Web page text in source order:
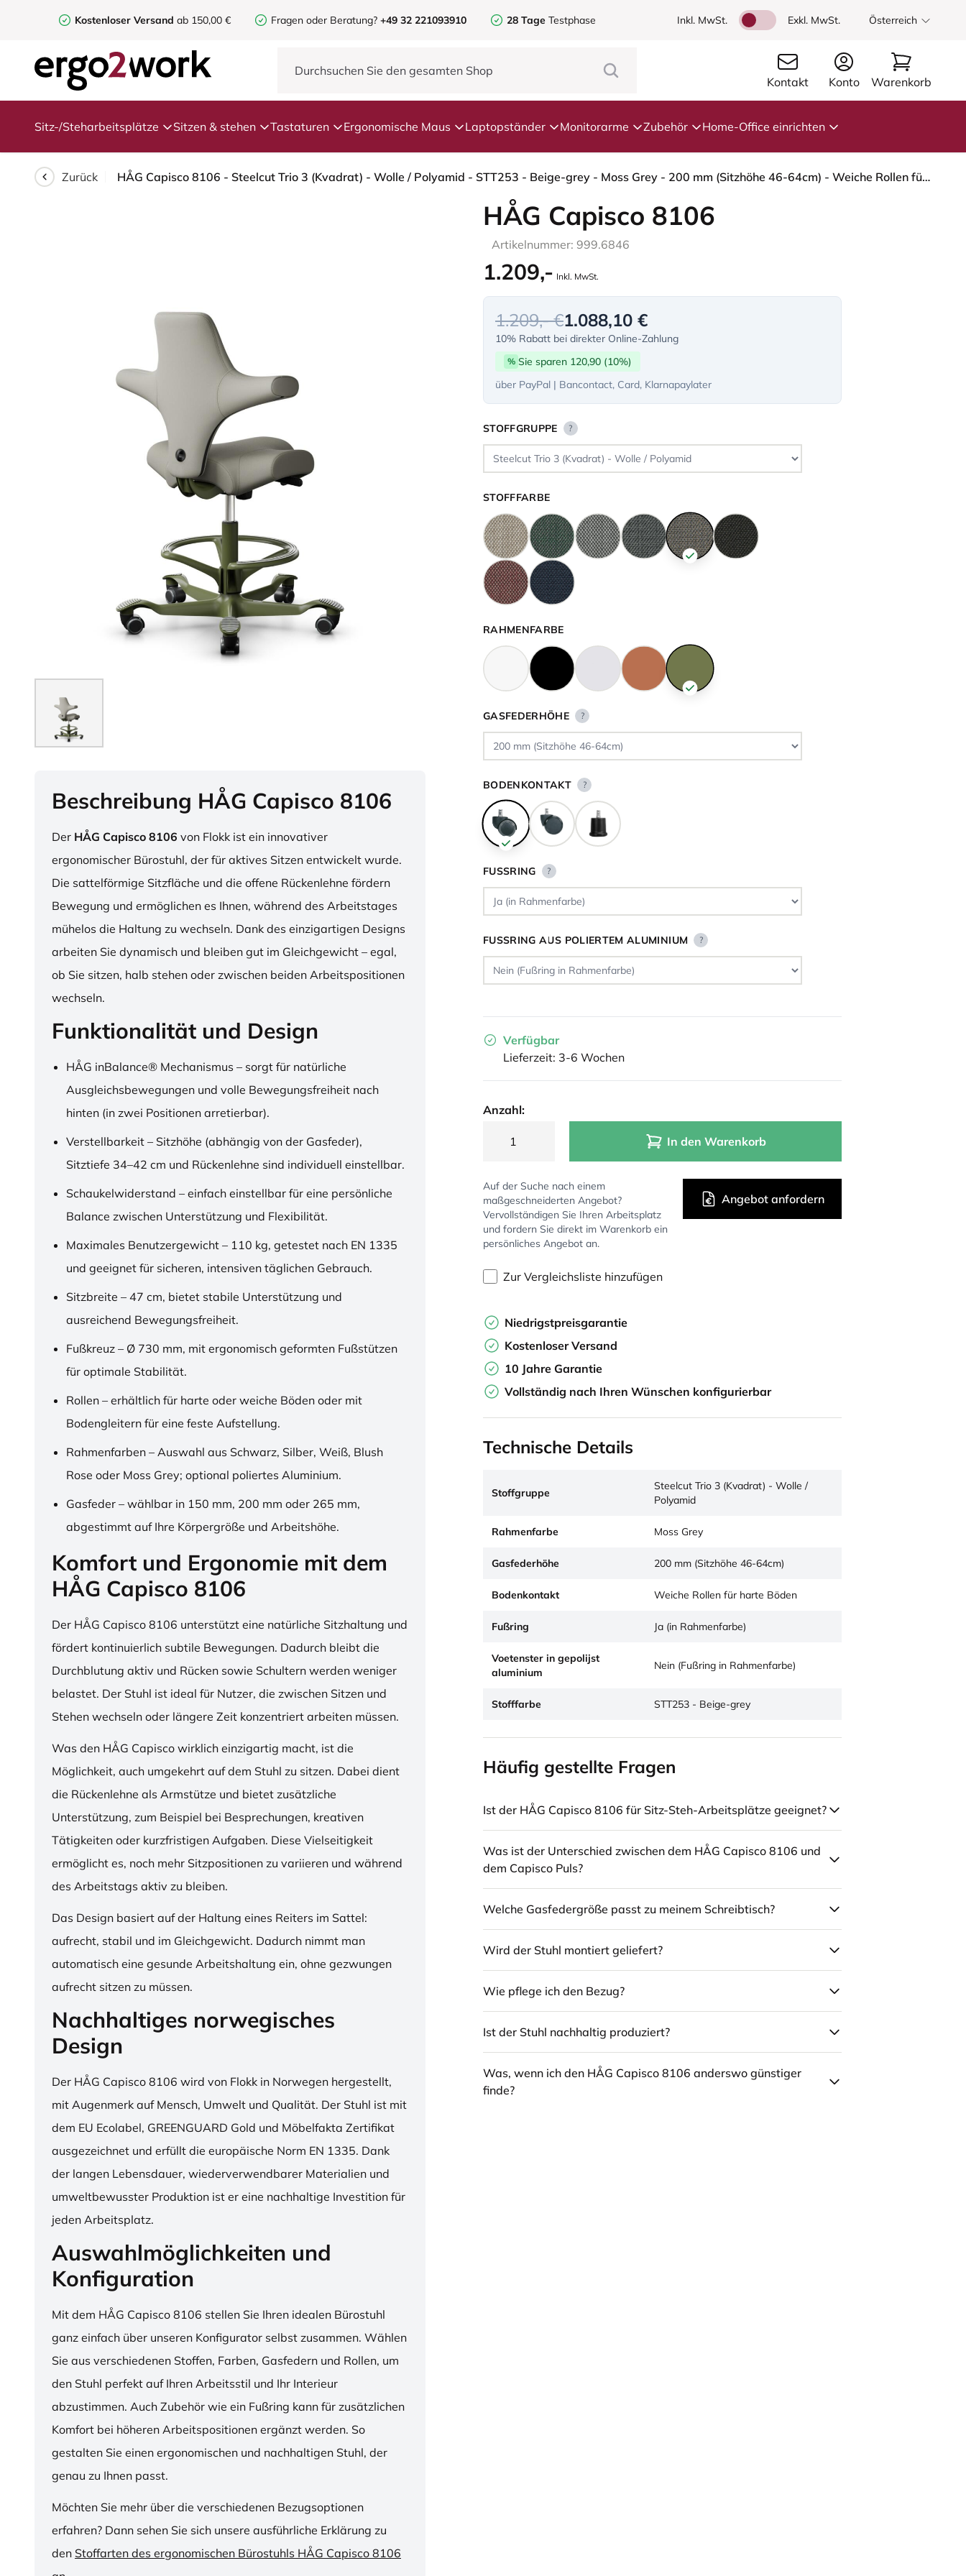
Kostenloser Versand ab 150,00 € Fragen oder Beratung? +49 32 221093910 28 Tage Testphase Inkl. MwSt. Exkl. MwSt. Österreich
Kontakt Konto Warenkorb
Sitz-/Steharbeitsplätze Sitzen & stehen Tastaturen Ergonomische Maus Laptopständer Monitorarme Zubehör Home-Office einrichten
Zurück HÅG Capisco 8106 - Steelcut Trio 3 (Kvadrat) - Wolle / Polyamid - STT253 - Beige-grey - Moss Grey - 200 mm (Sitzhöhe 46-64cm) - Weiche Rollen für harte Böden
Beschreibung HÅG Capisco 8106
Der HÅG Capisco 8106 von Flokk ist ein innovativer
ergonomischer Bürostuhl, der für aktives Sitzen entwickelt wurde.
Die sattelförmige Sitzfläche und die offene Rückenlehne fördern
Bewegung und ermöglichen es Ihnen, während des Arbeitstages
mühelos die Haltung zu wechseln. Dank des einzigartigen Designs
arbeiten Sie dynamisch und bleiben gut im Gleichgewicht – egal,
ob Sie sitzen, halb stehen oder zwischen beiden Arbeitspositionen
wechseln.
Funktionalität und Design
HÅG inBalance® Mechanismus – sorgt für natürliche
Ausgleichsbewegungen und volle Bewegungsfreiheit nach
hinten (in zwei Positionen arretierbar).
Verstellbarkeit – Sitzhöhe (abhängig von der Gasfeder),
Sitztiefe 34–42 cm und Rückenlehne sind individuell einstellbar.
Schaukelwiderstand – einfach einstellbar für eine persönliche
Balance zwischen Unterstützung und Flexibilität.
Maximales Benutzergewicht – 110 kg, getestet nach EN 1335
und geeignet für sicheren, intensiven täglichen Gebrauch.
Sitzbreite – 47 cm, bietet stabile Unterstützung und
ausreichend Bewegungsfreiheit.
Fußkreuz – Ø 730 mm, mit ergonomisch geformten Fußstützen
für optimale Stabilität.
Rollen – erhältlich für harte oder weiche Böden oder mit
Bodengleitern für eine feste Aufstellung.
Rahmenfarben – Auswahl aus Schwarz, Silber, Weiß, Blush
Rose oder Moss Grey; optional poliertes Aluminium.
Gasfeder – wählbar in 150 mm, 200 mm oder 265 mm,
abgestimmt auf Ihre Körpergröße und Arbeitshöhe.
Komfort und Ergonomie mit dem
HÅG Capisco 8106
Der HÅG Capisco 8106 unterstützt eine natürliche Sitzhaltung und
fördert kontinuierlich subtile Bewegungen. Dadurch bleibt die
Durchblutung aktiv und Rücken sowie Schultern werden weniger
belastet. Der Stuhl ist ideal für Nutzer, die zwischen Sitzen und
Stehen wechseln oder längere Zeit konzentriert arbeiten müssen.
Was den HÅG Capisco wirklich einzigartig macht, ist die
Möglichkeit, auch umgekehrt auf dem Stuhl zu sitzen. Dabei dient
die Rückenlehne als Armstütze und bietet zusätzliche
Unterstützung, zum Beispiel bei Besprechungen, kreativen
Tätigkeiten oder kurzfristigen Aufgaben. Diese Vielseitigkeit
ermöglicht es, noch mehr Sitzpositionen zu variieren und während
des Arbeitstags aktiv zu bleiben.
Das Design basiert auf der Haltung eines Reiters im Sattel:
aufrecht, stabil und im Gleichgewicht. Dadurch nimmt man
automatisch eine gesunde Arbeitshaltung ein, ohne gezwungen
aufrecht sitzen zu müssen.
Nachhaltiges norwegisches
Design
Der HÅG Capisco 8106 wird von Flokk in Norwegen hergestellt,
mit Augenmerk auf Mensch, Umwelt und Qualität. Der Stuhl ist mit
dem EU Ecolabel, GREENGUARD Gold und Möbelfakta Zertifikat
ausgezeichnet und erfüllt die europäische Norm EN 1335. Dank
der langen Lebensdauer, wiederverwendbarer Materialien und
umweltbewusster Produktion ist er eine nachhaltige Investition für
jeden Arbeitsplatz.
Auswahlmöglichkeiten und
Konfiguration
Mit dem HÅG Capisco 8106 stellen Sie Ihren idealen Bürostuhl
ganz einfach über unseren Konfigurator selbst zusammen. Wählen
Sie aus verschiedenen Stoffen, Farben, Gasfedern und Rollen, um
den Stuhl perfekt auf Ihren Arbeitsstil und Ihr Interieur
abzustimmen. Auch Zubehör wie ein Fußring kann für zusätzlichen
Komfort bei höheren Arbeitspositionen ergänzt werden. So
gestalten Sie einen ergonomischen und nachhaltigen Stuhl, der
genau zu Ihnen passt.
Möchten Sie mehr über die verschiedenen Bezugsoptionen
erfahren? Dann sehen Sie sich unsere ausführliche Erklärung zu
den Stoffarten des ergonomischen Bürostuhls HÅG Capisco 8106
HÅG Capisco 8106
Artikelnummer: 999.6846
1.209,- Inkl. MwSt.
1.209,- €1.088,10 €
10% Rabatt bei direkter Online-Zahlung
% Sie sparen 120,90 (10%)
über PayPal | Bancontact, Card, Klarnapaylater
STOFFGRUPPE ?
STOFFFARBE
RAHMENFARBE
GASFEDERHÖHE ?
BODENKONTAKT ?
FUSSRING ?
FUSSRING AUS POLIERTEM ALUMINIUM ?
Verfügbar
Lieferzeit: 3-6 Wochen
Anzahl:
In den Warenkorb
Auf der Suche nach einem
maßgeschneiderten Angebot?
Vervollständigen Sie Ihren Arbeitsplatz
und fordern Sie direkt im Warenkorb ein
persönliches Angebot an.
Angebot anfordern
Zur Vergleichsliste hinzufügen
Niedrigstpreisgarantie
Kostenloser Versand
10 Jahre Garantie
Vollständig nach Ihren Wünschen konfigurierbar
Technische Details
Stoffgruppe
Steelcut Trio 3 (Kvadrat) - Wolle /
Polyamid
Rahmenfarbe Moss Grey
Gasfederhöhe 200 mm (Sitzhöhe 46-64cm)
Bodenkontakt Weiche Rollen für harte Böden
Fußring Ja (in Rahmenfarbe)
Voetenster in gepolijst
aluminium
Nein (Fußring in Rahmenfarbe)
Stofffarbe STT253 - Beige-grey
Häufig gestellte Fragen
Ist der HÅG Capisco 8106 für Sitz-Steh-Arbeitsplätze geeignet?
Was ist der Unterschied zwischen dem HÅG Capisco 8106 und
dem Capisco Puls?
Welche Gasfedergröße passt zu meinem Schreibtisch?
Wird der Stuhl montiert geliefert?
Wie pflege ich den Bezug?
Ist der Stuhl nachhaltig produziert?
Was, wenn ich den HÅG Capisco 8106 anderswo günstiger
finde?